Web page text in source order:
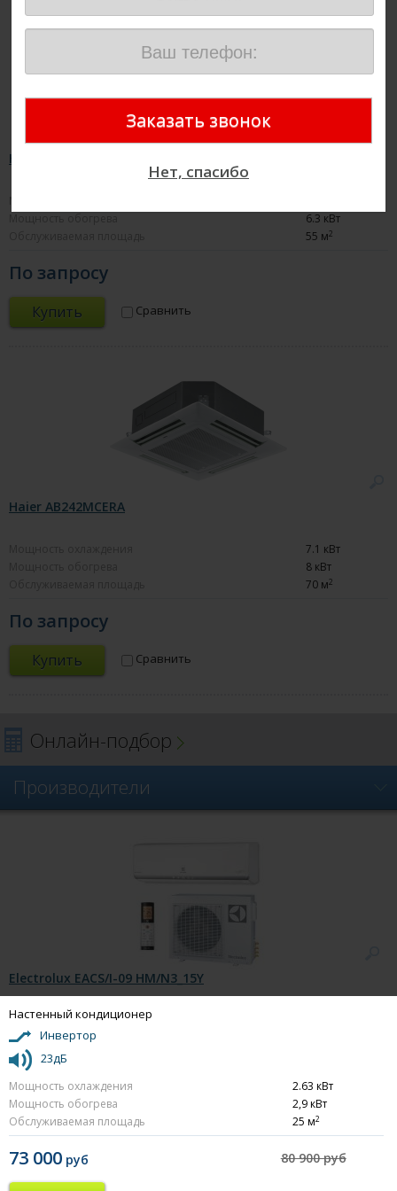
Нет, спасибо
Haier AB182MCERA
6.3 кВт
55 м2
По запросу
Купить Сравнить
Haier AB242MCERA
7.1 кВт
8 кВт
70 м2
По запросу
Купить Сравнить
Онлайн-подбор
Производители
Electrolux EACS/I-09 HM/N3_15Y
Настенный кондиционер
Инвертор
23дБ
Мощность охлаждения
2.63 кВт
Мощность обогрева
2,9 кВт
Обслуживаемая площадь
25 м2
73 000 руб 80 900 руб